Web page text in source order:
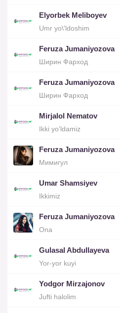
Elyorbek Meliboyev
Umr yo\'ldoshim
Feruza Jumaniyozova
Ширин Фарход
Feruza Jumaniyozova
Ширин Фарход
Mirjalol Nematov
Ikki yo’ldamiz
Feruza Jumaniyozova
Мимигул
Umar Shamsiyev
Ikkimiz
Feruza Jumaniyozova
Ona
Gulasal Abdullayeva
Yor-yor kuyi
Yodgor Mirzajonov
Jufti halolim